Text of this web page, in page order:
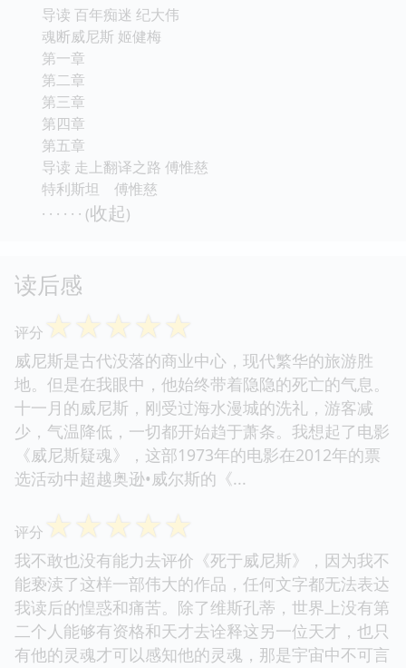
导读 百年痴迷 纪大伟
魂断威尼斯 姬健梅
第一章
第二章
第三章
第四章
第五章
导读 走上翻译之路 傅惟慈
特利斯坦 傅惟慈
· · · · · · (收起)
读后感
评分 ☆☆☆☆☆
威尼斯是古代没落的商业中心，现代繁华的旅游胜
地。但是在我眼中，他始终带着隐隐的死亡的气息。
十一月的威尼斯，刚受过海水漫城的洗礼，游客减
少，气温降低，一切都开始趋于萧条。我想起了电影
《威尼斯疑魂》，这部1973年的电影在2012年的票
选活动中超越奥逊•威尔斯的《...
评分 ☆☆☆☆☆
我不敢也没有能力去评价《死于威尼斯》，因为我不
能亵渎了这样一部伟大的作品，任何文字都无法表达
我读后的惶惑和痛苦。除了维斯孔蒂，世界上没有第
二个人能够有资格和天才去诠释这另一位天才，也只
有他的灵魂才可以感知他的灵魂，那是宇宙中不可言